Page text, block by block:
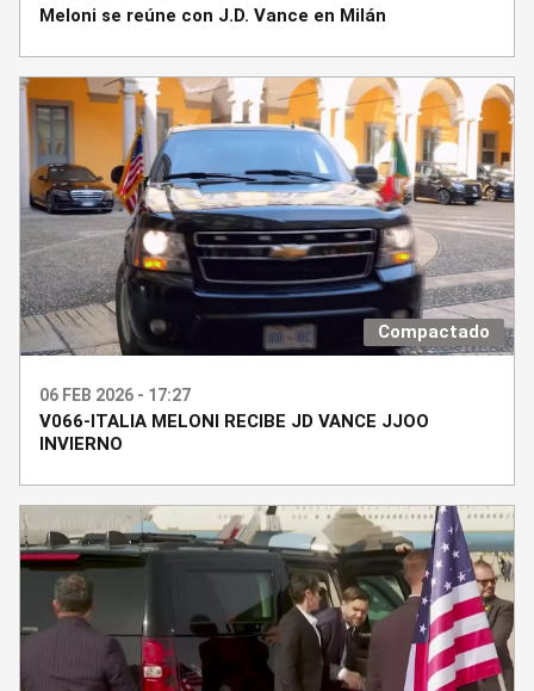
Meloni se reúne con J.D. Vance en Milán
Compactado
06 FEB 2026 - 17:27
V066-ITALIA MELONI RECIBE JD VANCE JJOO
INVIERNO